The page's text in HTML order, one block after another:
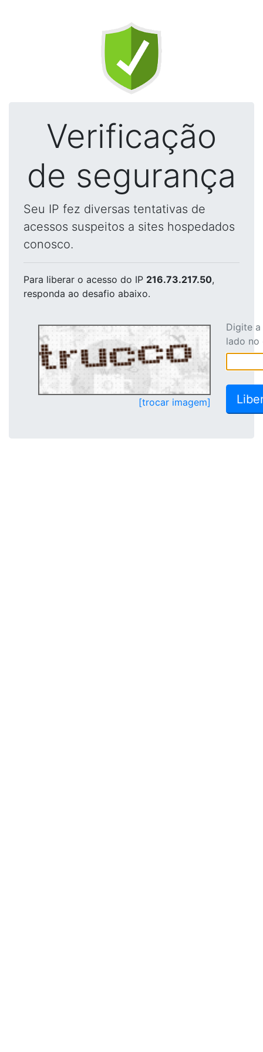
Verificação
de segurança
Seu IP fez diversas tentativas de
acessos suspeitos a sites hospedados
conosco.
Para liberar o acesso do IP 216.73.217.50,
responda ao desafio abaixo.
[trocar imagem]
Digite
lado no